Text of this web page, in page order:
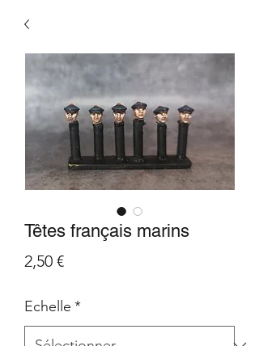
Têtes français marins
2,50 €Prix
Echelle *